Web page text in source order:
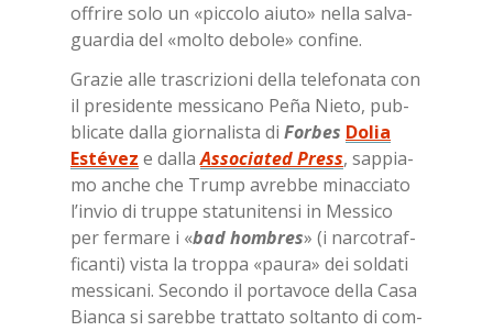
of­fri­re solo un «pic­co­lo aiu­to» nel­la sal­va­
guar­dia del «mol­to de­bo­le» con­fi­ne.
Gra­zie alle tra­scri­zio­ni del­la te­le­fo­na­ta con
il pre­si­den­te mes­si­ca­no Peña Nie­to, pub­
bli­ca­te dal­la gior­na­li­sta di For­bes Dolia
Estévez e dal­laAs­so­cia­ted Press, sap­pia­
mo an­che che Trump avreb­be mi­nac­cia­to
l’in­vio di trup­pe sta­tu­ni­ten­si in Mes­si­co
per fer­ma­re i «bad hom­bres» (i nar­co­traf­
fi­can­ti) vi­sta la trop­pa «pau­ra» dei sol­da­ti
mes­si­ca­ni. Se­con­do il por­ta­vo­ce del­la Casa
Bian­ca si sa­reb­be trat­ta­to sol­tan­to di com­